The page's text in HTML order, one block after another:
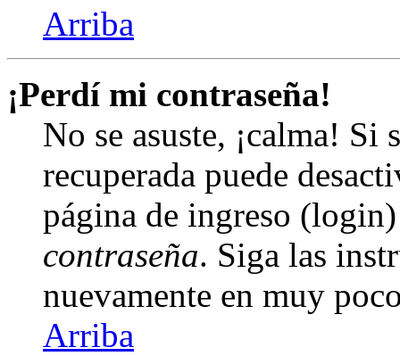
Arriba
¡Perdí mi contraseña!
No se asuste, ¡calma! Si
recuperada puede
página de ingreso
contraseña. Siga las
nuevamente en muy
Arriba